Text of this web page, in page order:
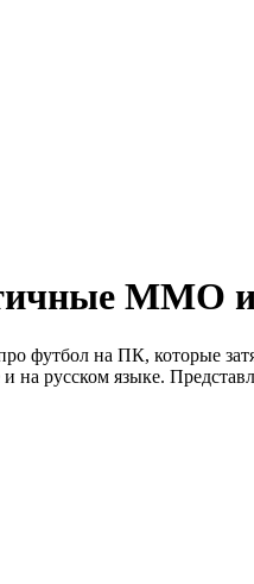
MMO
футбол на ПК, которые
на русском языке.